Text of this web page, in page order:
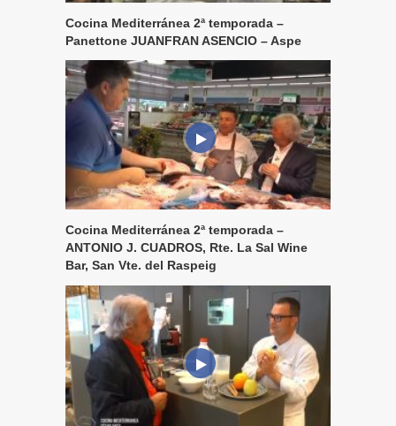
Cocina Mediterránea 2ª temporada –
Panettone JUANFRAN ASENCIO – Aspe
Cocina Mediterránea 2ª temporada –
ANTONIO J. CUADROS, Rte. La Sal Wine
Bar, San Vte. del Raspeig